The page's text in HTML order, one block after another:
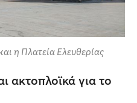
η Πλατεία Ελευθερίας
ακτοπλοϊκά για το